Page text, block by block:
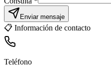
Enviar mensaje
📋 Información de contacto
Teléfono